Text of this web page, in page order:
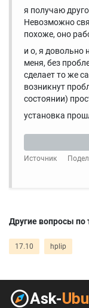
я получаю
Невозможно
похоже, оно
и о, я довольно
меня, без
сделает то же
возникнут
состоянии)
установка
Источник
Другие вопросы по
17.10 hplip